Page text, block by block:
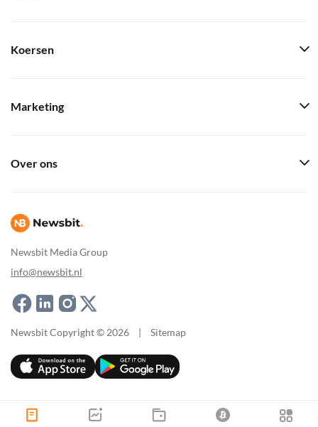
Newsbit Media Group
info@newsbit.nl
Koersen
Marketing
Over ons
Newsbit Copyright © 2026 | Sitemap